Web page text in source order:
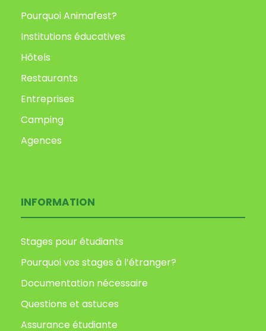
Pourquoi Animafest?
Institutions éducatives
Hôtels
Restaurants
Entreprises
Camping
Agences
INFORMATION
Stages pour étudiants
Pourquoi vos stages à l’étranger?
Documentation nécessaire
Questions et astuces
Assurance étudiante